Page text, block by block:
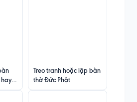
hay 5
Treo tranh hoặc lập bàn
thờ Đức Phật